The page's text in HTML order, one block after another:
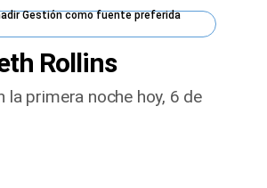
Gestióncomo fuente preferida
Rollins
la primera noche hoy, 6 de